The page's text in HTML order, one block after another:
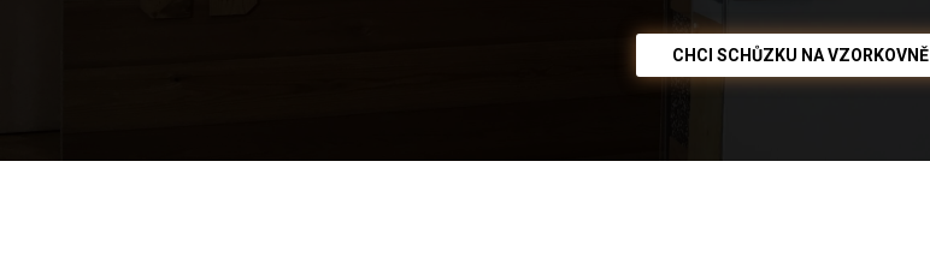
CHCI SCHŮZKU NA VZORKOVNĚ